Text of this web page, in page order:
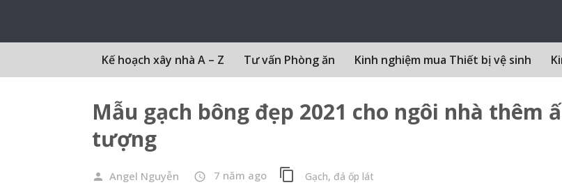
Kế hoạch xây nhà A – Z Tư vấn Phòng ăn Kinh nghiệm mua Thiết bị vệ sinh
Mẫu gạch bông đẹp 2021 cho ngôi nhà thêm
tượng
person Angel Nguyễn access_time 7 năm ago content_copy Gạch, đá ốp lát